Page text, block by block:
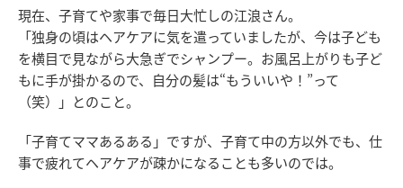
現在、子育てや家事で毎日大忙しの江浪さん。
「独身の頃はヘアケアに気を遣っていましたが、今は子ども
を横目で見ながら大急ぎでシャンプー。お風呂上がりも子ど
もに手が掛かるので、自分の髪は“もういいや！”って
（笑）」とのこと。
「子育てママあるある」ですが、子育て中の方以外でも、仕
事で疲れてヘアケアが疎かになることも多いのでは。